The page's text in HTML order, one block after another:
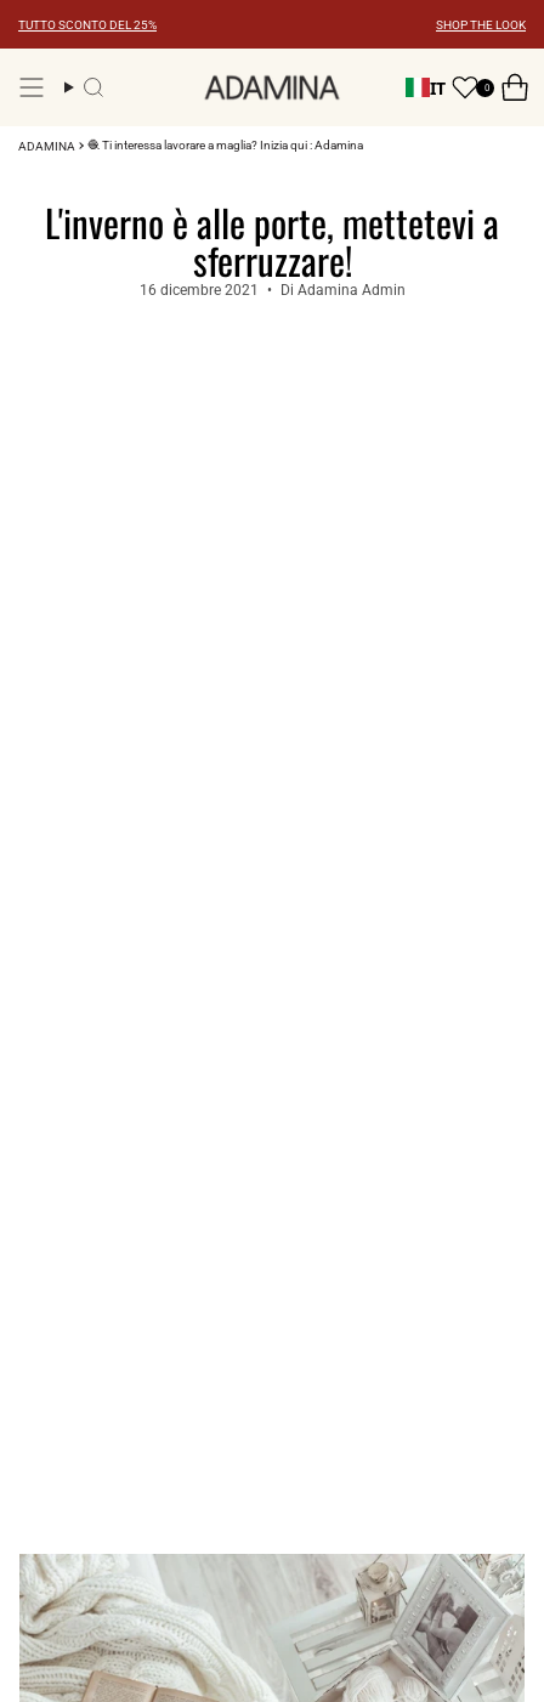
contenuto
TUTTO SCONTO DEL 25% SHOP THE LOOK
Ricerca IT 0
ADAMINA 🧶 Ti interessa lavorare a maglia? Inizia qui : Adamina
L'inverno è alle porte, mettetevi a
sferruzzare!
16 dicembre 2021 Di Adamina Admin